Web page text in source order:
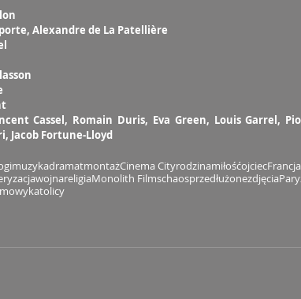
Alexandre de La Patellière
Cassel, Romain Duris, Eva Green, Louis Garrel,
Jacob Fortune-Lloyd
muzykadramatmontażCinema CityrodzinamiłośćojciecFrancja
wojnareligiaMonolith Filmschaosprzedłużonezdjęcia
katolicy